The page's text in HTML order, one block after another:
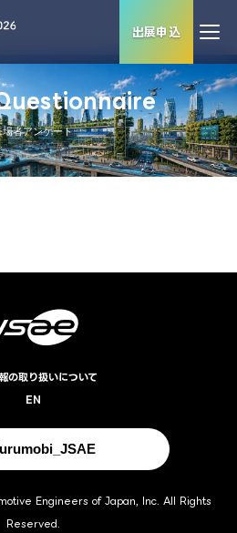
出展申込
場者アンケート
の取り扱いについて
EN
Engineers of Japan, Inc. All Rights
Reserved.